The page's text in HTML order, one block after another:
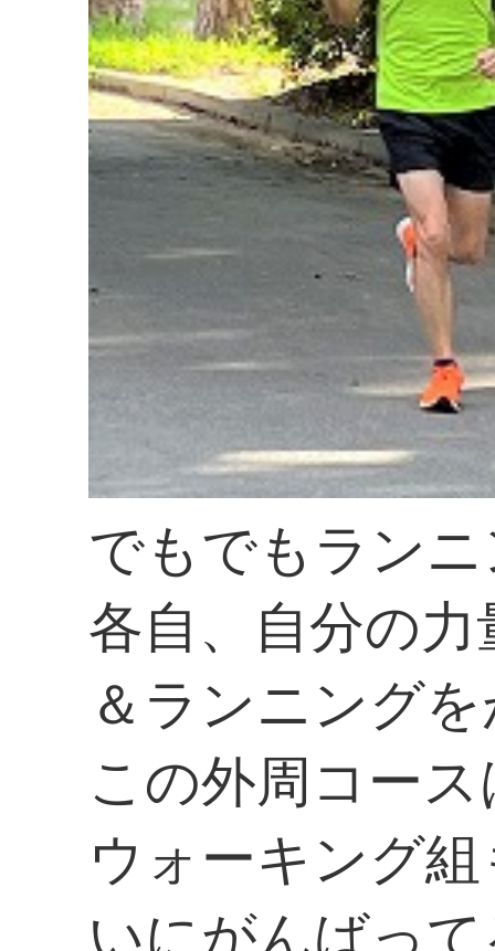
でもでもラン
各自、自分の
＆ランニング
この外周コー
ウォーキング
いにがんばっ